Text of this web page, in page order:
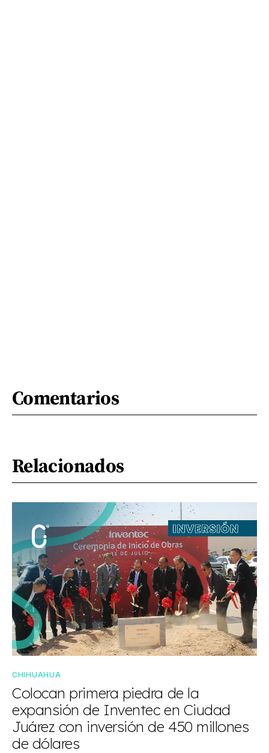
Comentarios
Relacionados
CHIHUAHUA
Colocan primera piedra de la
expansión de Inventec en Ciudad
Juárez con inversión de 450 millones
de dólares